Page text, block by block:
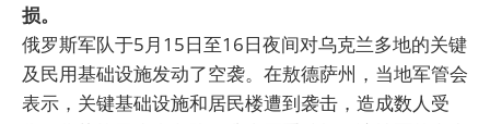
损。
俄罗斯军队于5月15日至16日夜间对乌克兰多地的关键
及民用基础设施发动了空袭。在敖德萨州，当地军管会
表示，关键基础设施和居民楼遭到袭击，造成数人受